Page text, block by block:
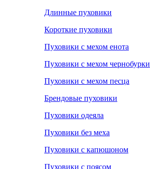
Длинные пуховики
Короткие пуховики
Пуховики с мехом енота
Пуховики с мехом чернобурки
Пуховики с мехом песца
Брендовые пуховики
Пуховики одеяла
Пуховики без меха
Пуховики с капюшоном
Пуховики с поясом